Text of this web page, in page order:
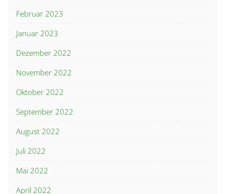
Februar 2023
Januar 2023
Dezember 2022
November 2022
Oktober 2022
September 2022
August 2022
Juli 2022
Mai 2022
April 2022